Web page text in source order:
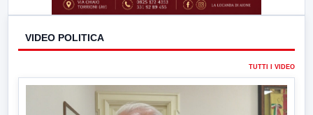
VIDEO POLITICA
TUTTI I VIDEO